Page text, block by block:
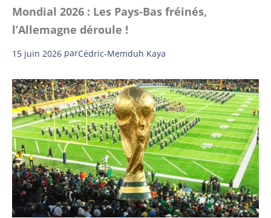
Mondial 2026 : Les Pays-Bas fréinés,
l’Allemagne déroule !
15 juin 2026 parCédric-Memduh Kaya